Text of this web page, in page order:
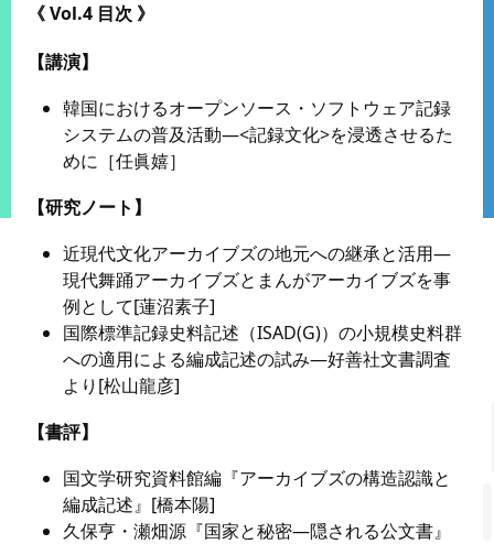
《 Vol.4 目次 》
【講演】
韓国におけるオープンソース・ソフトウェア記録
システムの普及活動―<記録文化>を浸透させるた
めに［任眞嬉］
【研究ノート】
近現代文化アーカイブズの地元への継承と活用―
現代舞踊アーカイブズとまんがアーカイブズを事
例として[蓮沼素子]
国際標準記録史料記述（ISAD(G)）の小規模史料群
への適用による編成記述の試み―好善社文書調査
より[松山龍彦]
【書評】
国文学研究資料館編『アーカイブズの構造認識と
編成記述』[橋本陽]
久保亨・瀬畑源『国家と秘密―隠される公文書』